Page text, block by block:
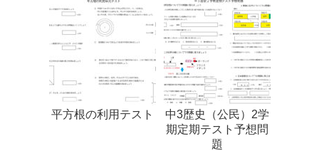
平方根の利用テスト
中3歴史（公民）2学
期定期テスト予想問
題